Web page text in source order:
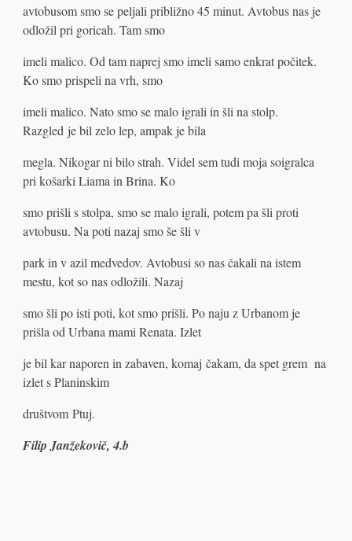
avtobusom smo se peljali približno 45 minut. Avtobus nas je
odložil pri goricah. Tam smo
imeli malico. Od tam naprej smo imeli samo enkrat počitek.
Ko smo prispeli na vrh, smo
imeli malico. Nato smo se malo igrali in šli na stolp.
Razgled je bil zelo lep, ampak je bila
megla. Nikogar ni bilo strah. Videl sem tudi moja soigralca
pri košarki Liama in Brina. Ko
smo prišli s stolpa, smo se malo igrali, potem pa šli proti
avtobusu. Na poti nazaj smo še šli v
park in v azil medvedov. Avtobusi so nas čakali na istem
mestu, kot so nas odložili. Nazaj
smo šli po isti poti, kot smo prišli. Po naju z Urbanom je
prišla od Urbana mami Renata. Izlet
je bil kar naporen in zabaven, komaj čakam, da spet grem na
izlet s Planinskim
društvom Ptuj.
Filip Janžekovič, 4.b